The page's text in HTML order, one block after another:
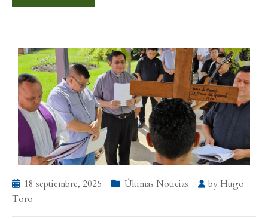
18 septiembre, 2025 Últimas Noticias by Hugo
Toro